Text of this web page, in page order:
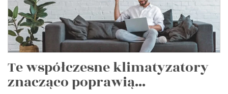
Te współczesne klimatyzatory
znacząco poprawią...